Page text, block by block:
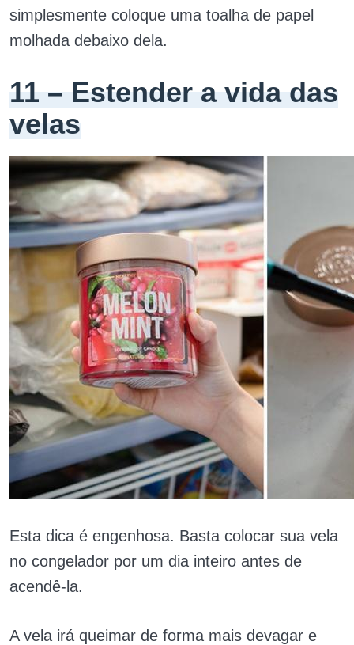
simplesmente coloque uma toalha de papel
molhada debaixo dela.
11 – Estender a vida das
velas
Esta dica é engenhosa. Basta colocar sua vela
no congelador por um dia inteiro antes de
acendê-la.
A vela irá queimar de forma mais devagar e